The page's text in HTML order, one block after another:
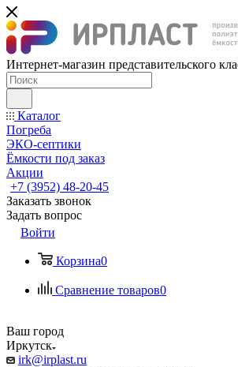
Интернет-магазин представительского
Каталог
Погреба
ЭКО-септики
Ёмкости под заказ
Акции
+7 (3952) 48-20-45
Заказать звонок
Задать вопрос
Войти
Корзина0
Сравнение товаров0
Ваш город
Иркутск
irk@irplast.ru